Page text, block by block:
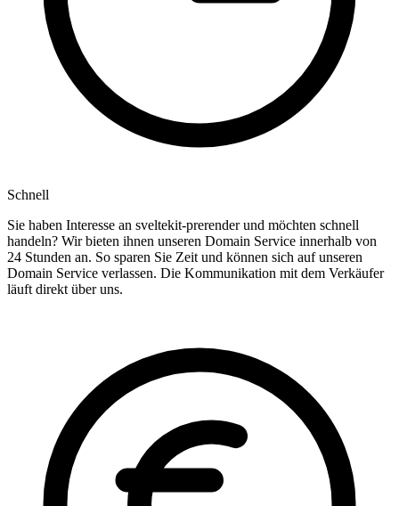
Schnell
Sie haben Interesse an sveltekit-prerender und möchten schnell
handeln? Wir bieten ihnen unseren Domain Service innerhalb von
24 Stunden an. So sparen Sie Zeit und können sich auf unseren
Domain Service verlassen. Die Kommunikation mit dem Verkäufer
läuft direkt über uns.